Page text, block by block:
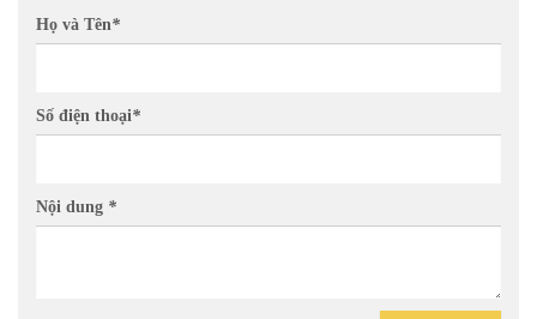
Họ và Tên*
Số điện thoại*
Nội dung *